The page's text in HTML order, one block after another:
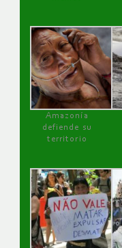
Amazonía
defiende su
territorio